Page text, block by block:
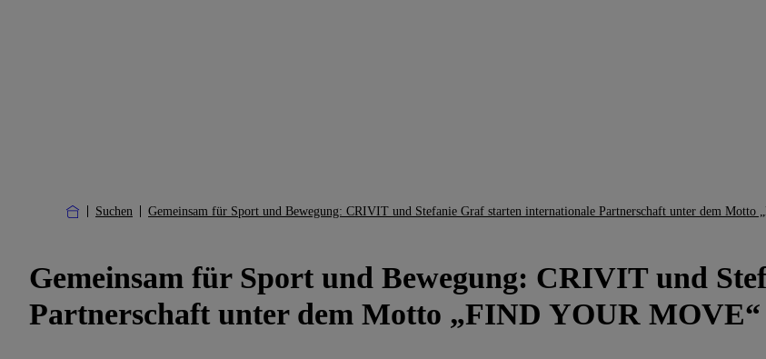
Suchen Gemeinsam für Sport und Bewegung: CRIVIT und Stefanie Graf starten internationale Partnerschaft unter dem Motto
Gemeinsam für Sport und Bewegung: CRIVIT und
Partnerschaft unter dem Motto „FIND YOUR MOVE“